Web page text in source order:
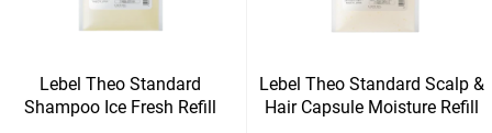
Lebel Theo Standard
Shampoo Ice Fresh Refill
Lebel Theo Standard Scalp &
Hair Capsule Moisture Refill